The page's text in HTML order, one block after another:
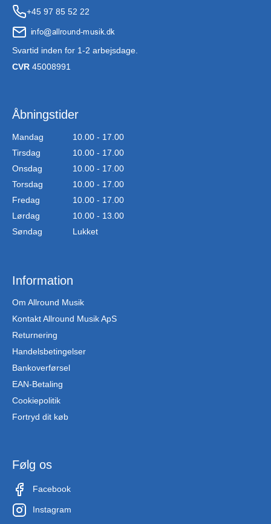
+45 97 85 52 22
Svartid inden for 1-2 arbejsdage.
CVR 45008991
Åbningstider
Mandag
10.00 - 17.00
Tirsdag
10.00 - 17.00
Onsdag
10.00 - 17.00
Torsdag
10.00 - 17.00
Fredag
10.00 - 17.00
Lørdag
10.00 - 13.00
Søndag
Lukket
Information
Om Allround Musik
Kontakt Allround Musik ApS
Returnering
Handelsbetingelser
Bankoverførsel
EAN-Betaling
Cookiepolitik
Fortryd dit køb
Følg os
Facebook
Instagram